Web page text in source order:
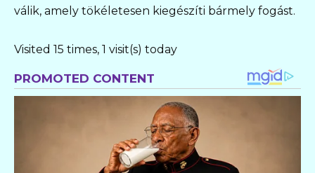
válik, amely tökéletesen kiegészíti bármely fogást.
Visited 15 times, 1 visit(s) today